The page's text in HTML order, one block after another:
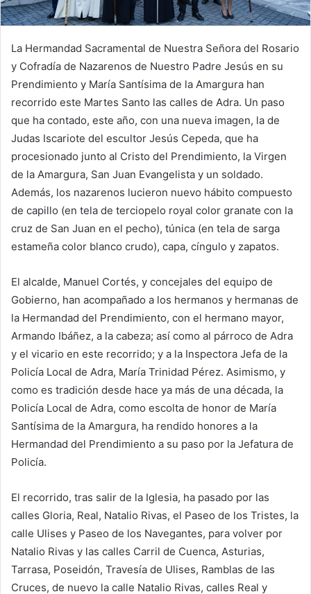
La Hermandad Sacramental de Nuestra Señora del Rosario
y Cofradía de Nazarenos de Nuestro Padre Jesús en su
Prendimiento y María Santísima de la Amargura han
recorrido este Martes Santo las calles de Adra. Un paso
que ha contado, este año, con una nueva imagen, la de
Judas Iscariote del escultor Jesús Cepeda, que ha
procesionado junto al Cristo del Prendimiento, la Virgen
de la Amargura, San Juan Evangelista y un soldado.
Además, los nazarenos lucieron nuevo hábito compuesto
de capillo (en tela de terciopelo royal color granate con la
cruz de San Juan en el pecho), túnica (en tela de sarga
estameña color blanco crudo), capa, cíngulo y zapatos.
El alcalde, Manuel Cortés, y concejales del equipo de
Gobierno, han acompañado a los hermanos y hermanas de
la Hermandad del Prendimiento, con el hermano mayor,
Armando Ibáñez, a la cabeza; así como al párroco de Adra
y el vicario en este recorrido; y a la Inspectora Jefa de la
Policía Local de Adra, María Trinidad Pérez. Asimismo, y
como es tradición desde hace ya más de una década, la
Policía Local de Adra, como escolta de honor de María
Santísima de la Amargura, ha rendido honores a la
Hermandad del Prendimiento a su paso por la Jefatura de
Policía.
El recorrido, tras salir de la Iglesia, ha pasado por las
calles Gloria, Real, Natalio Rivas, el Paseo de los Tristes, la
calle Ulises y Paseo de los Navegantes, para volver por
Natalio Rivas y las calles Carril de Cuenca, Asturias,
Tarrasa, Poseidón, Travesía de Ulises, Ramblas de las
Cruces, de nuevo la calle Natalio Rivas, calles Real y